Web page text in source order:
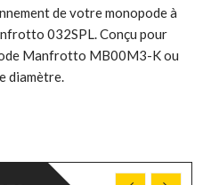
de votre monopode à
032SPL. Conçu pour
Manfrotto MB00M3-K ou
diamètre.